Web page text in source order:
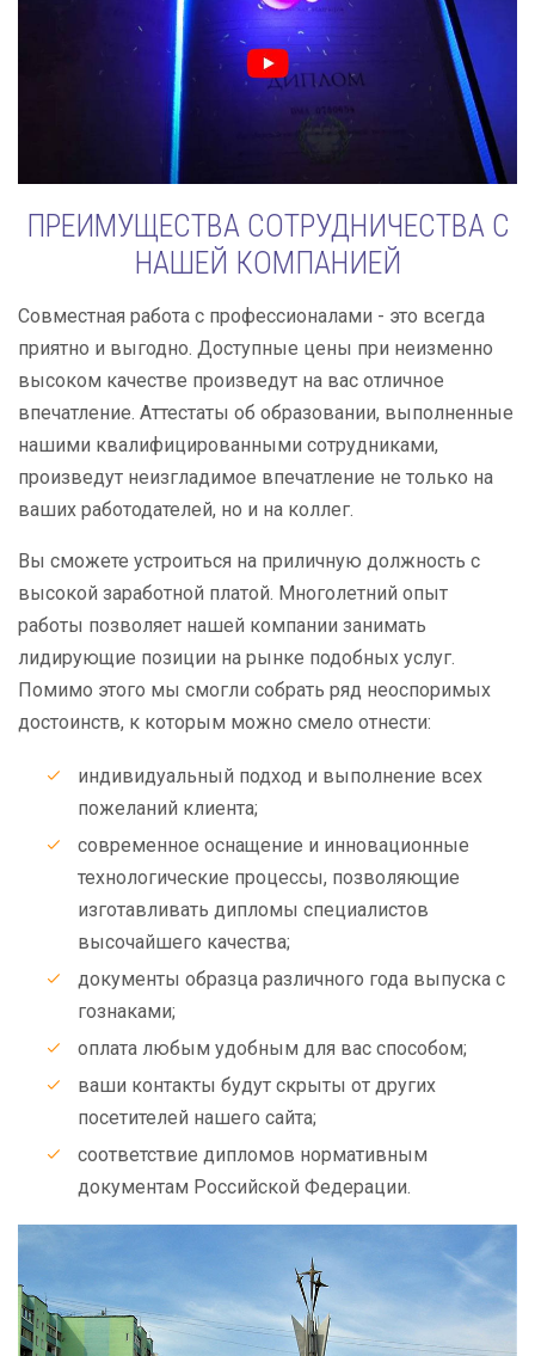
ПРЕИМУЩЕСТВА СОТРУДНИЧЕСТВА С
НАШЕЙ КОМПАНИЕЙ
Совместная работа с профессионалами - это всегда
приятно и выгодно. Доступные цены при неизменно
высоком качестве произведут на вас отличное
впечатление. Аттестаты об образовании, выполненные
нашими квалифицированными сотрудниками,
произведут неизгладимое впечатление не только на
ваших работодателей, но и на коллег.
Вы сможете устроиться на приличную должность с
высокой заработной платой. Многолетний опыт
работы позволяет нашей компании занимать
лидирующие позиции на рынке подобных услуг.
Помимо этого мы смогли собрать ряд неоспоримых
достоинств, к которым можно смело отнести:
индивидуальный подход и выполнение всех
пожеланий клиента;
современное оснащение и инновационные
технологические процессы, позволяющие
изготавливать дипломы специалистов
высочайшего качества;
документы образца различного года выпуска с
гознаками;
оплата любым удобным для вас способом;
ваши контакты будут скрыты от других
посетителей нашего сайта;
соответствие дипломов нормативным
документам Российской Федерации.